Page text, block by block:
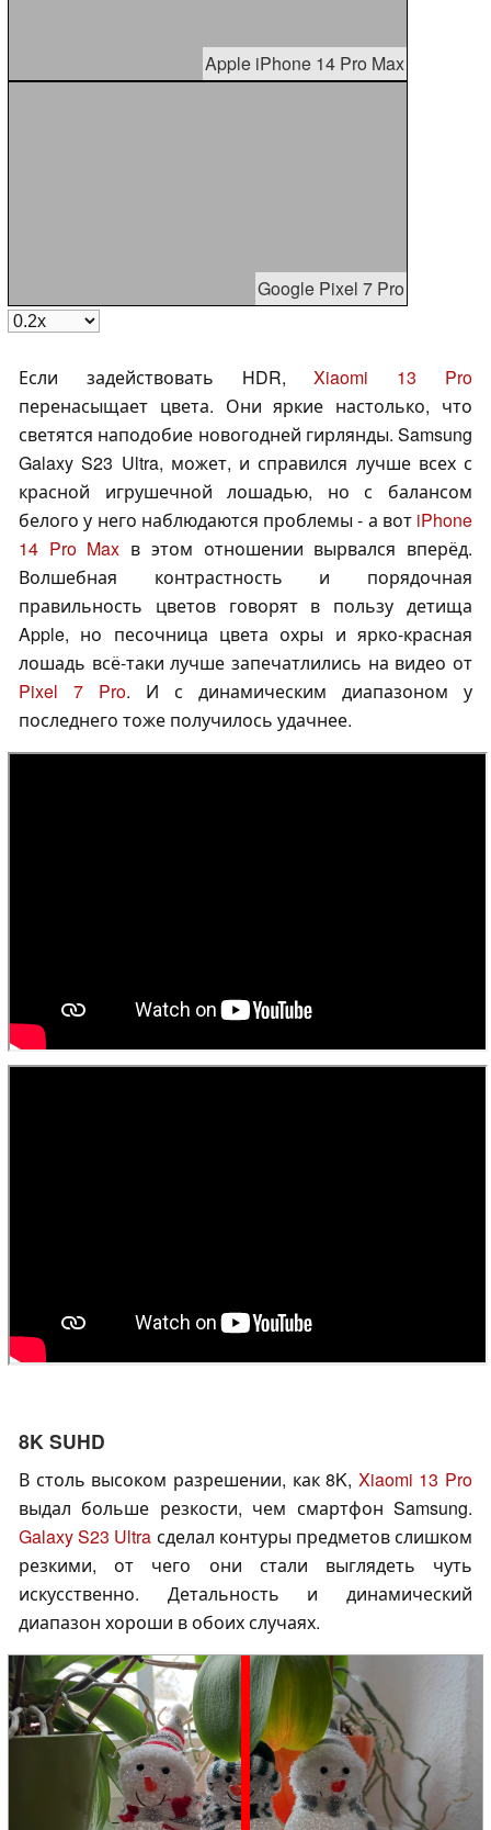
Apple iPhone 14 Pro Max
Google Pixel 7 Pro
Если задействовать HDR,Xiaomi 13 Pro
перенасыщает цвета. Они яркие настолько, что
светятся наподобие новогодней гирлянды. Samsung
Galaxy S23 Ultra, может, и справился лучше всех с
красной игрушечной лошадью, но с балансом
белого у него наблюдаются проблемы - а вот iPhone
14 Pro Max в этом отношении вырвался вперёд.
Волшебная контрастность и порядочная
правильность цветов говорят в пользу детища
Apple, но песочница цвета охры и ярко-красная
лошадь всё-таки лучше запечатлились на видео от
Pixel 7 Pro. И с динамическим диапазоном у
последнего тоже получилось удачнее.
8K SUHD
В столь высоком разрешении, как 8K, Xiaomi 13 Pro
выдал больше резкости, чем смартфон Samsung.
Galaxy S23 Ultra сделал контуры предметов слишком
резкими, от чего они стали выглядеть чуть
искусственно. Детальность и динамический
диапазон хороши в обоих случаях.